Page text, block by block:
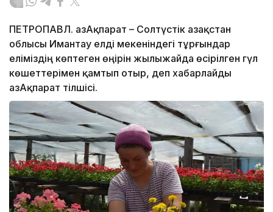
ПЕТРОПАВЛ. ҚазАқпарат – Солтүстік Қазақстан
облысы Имантау елді мекеніндегі тұрғындар
еліміздің көптеген өңірін жылыжайда өсірілген гүл
көшеттерімен қамтып отыр, деп хабарлайды
ҚазАқпарат тілшісі.